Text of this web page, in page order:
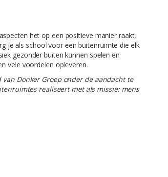
het op een positieve manier raakt,
je als school voor een buitenruimte die elk
gezonder buiten kunnen spelen en
vele voordelen opleveren.
Donker Groep onder de aandacht te
realiseert met als missie: mens